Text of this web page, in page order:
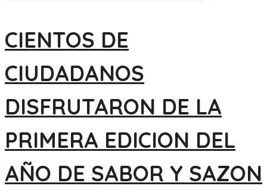
CIENTOS DE
CIUDADANOS
DISFRUTARON DE LA
PRIMERA EDICION DEL
AÑO DE SABOR Y SAZON